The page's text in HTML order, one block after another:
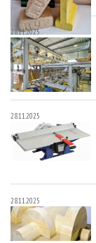
28.11.2025
28.11.2025
28.11.2025